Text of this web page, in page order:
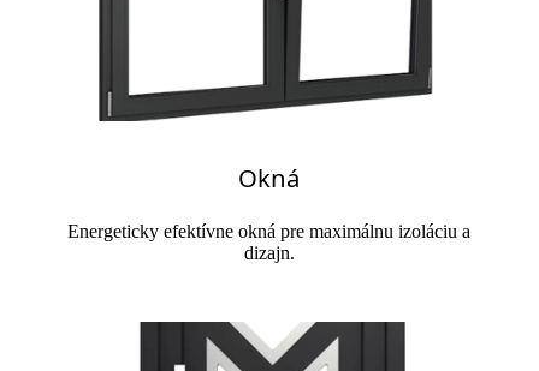
Okná
Energeticky efektívne okná pre maximálnu izoláciu a
dizajn.